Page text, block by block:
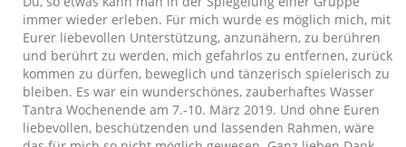
immer wieder erleben. Für mich wurde es möglich mich, mit
Eurer liebevollen Unterstützung, anzunähern, zu berühren
und berührt zu werden, mich gefahrlos zu entfernen, zurück
kommen zu dürfen, beweglich und tänzerisch spielerisch zu
bleiben. Es war ein wunderschönes, zauberhaftes Wasser
Tantra Wochenende am 7.-10. März 2019. Und ohne Euren
liebevollen, beschützenden und lassenden Rahmen, wäre